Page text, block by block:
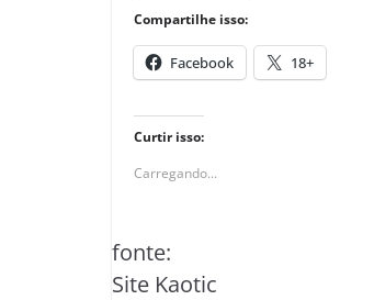
Compartilhe isso:
Facebook 18+
Curtir isso:
Carregando...
fonte:
Site Kaotic